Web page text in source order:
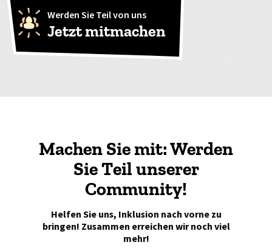
Werden Sie Teil von uns
Jetzt mitmachen
Machen Sie mit: Werden
Sie Teil unserer
Community!
Helfen Sie uns, Inklusion nach vorne zu
bringen! Zusammen erreichen wir noch viel
mehr!